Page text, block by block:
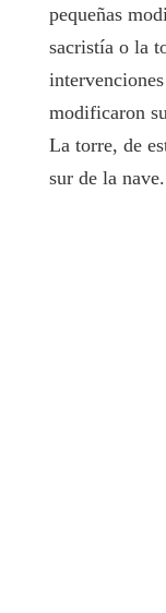
pequeñas
sacristía o la
modificaron
La torre, de
sur de la nave.